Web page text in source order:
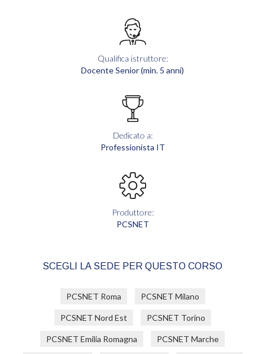
Qualifica istruttore:
Docente Senior (min. 5 anni)
Dedicato a:
Professionista IT
Produttore:
PCSNET
SCEGLI LA SEDE PER QUESTO CORSO
PCSNET Roma PCSNET Milano
PCSNET Nord Est PCSNET Torino
PCSNET Emilia Romagna PCSNET Marche